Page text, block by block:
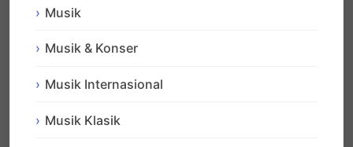
Musik
Musik & Konser
Musik Internasional
Musik Klasik